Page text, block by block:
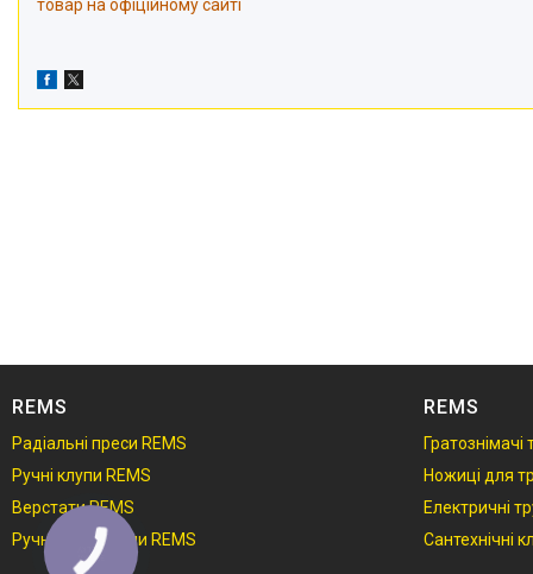
товар на офіційному сайті
REMS
Радіальні преси REMS
Ручні клупи REMS
Верстати REMS
Ручні трубні пили REMS
REMS
Гратознімачі
Ножиці для
Електричні
Сантехнічні